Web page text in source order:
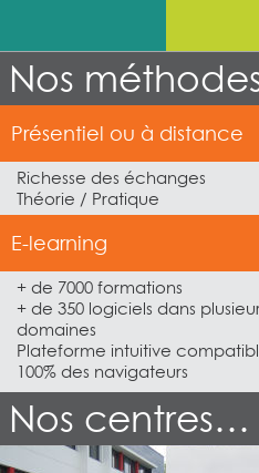
Nos
Présentiel ou à distance
Richesse des échanges
Théorie / Pratique
E-learning
+ de 7000 formations
+ de 350 logiciels dans
domaines
Plateforme intuitive
100% des navigateurs
Nos centres…